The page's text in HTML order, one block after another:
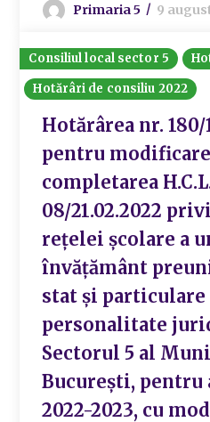
Primaria 5 9
Consiliul local sector 5
Hotărâri de consiliu 2022
Hotărârea nr. 180/
pentru
completarea
08/21.02.2022
rețelei școlare a
învățământ
stat și particulare
personalitate
Sectorul 5 al
București, pentru
2022-2023, cu